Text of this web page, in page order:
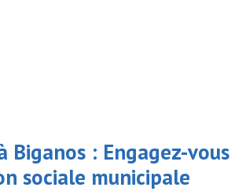
Biganos : Engagez-vous
sociale municipale